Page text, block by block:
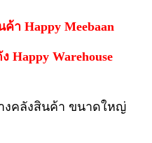
า Happy Meebaan
Happy Warehouse
งคลังสินค้า ขนาดใหญ่